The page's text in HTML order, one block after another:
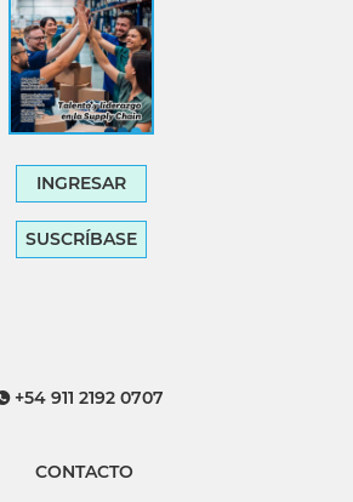
INGRESAR
SUSCRÍBASE
+54 911 2192 0707
CONTACTO